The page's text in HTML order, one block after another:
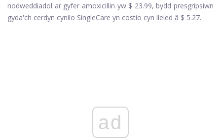
nodweddiadol ar gyfer amoxicillin yw $ 23.99, bydd presgripsiwn
gyda'ch cerdyn cynilo SingleCare yn costio cyn lleied â $ 5.27.
ad